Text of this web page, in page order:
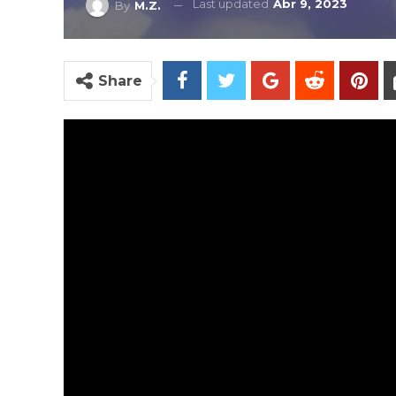
By M.Z. Last updated Abr 9, 2023
Share